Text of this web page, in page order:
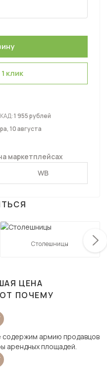
клик
1 955 рублей
10 августа
маркетплейсах
WB
Столешницы
ЦЕНА
ПОЧЕМУ
содержим армию продавцов
арендных площадей.